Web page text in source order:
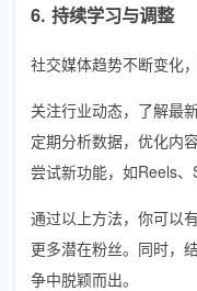
6. 持续学习与调整
社交媒体趋势不断变化
关注行业动态，了解最
定期分析数据，优化内容
尝试新功能，如Reels、
通过以上方法，你可以
更多潜在粉丝。同时，
争中脱颖而出。